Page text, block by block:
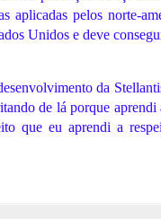
aplicadas pelos norte-
Unidos e deve
da
de lá porque aprendi
que eu aprendi a